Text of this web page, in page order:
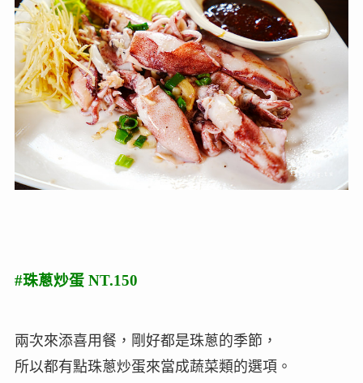
#珠蔥炒蛋 NT.150
兩次來添喜用餐，剛好都是珠蔥的季節，
所以都有點珠蔥炒蛋來當成蔬菜類的選項。